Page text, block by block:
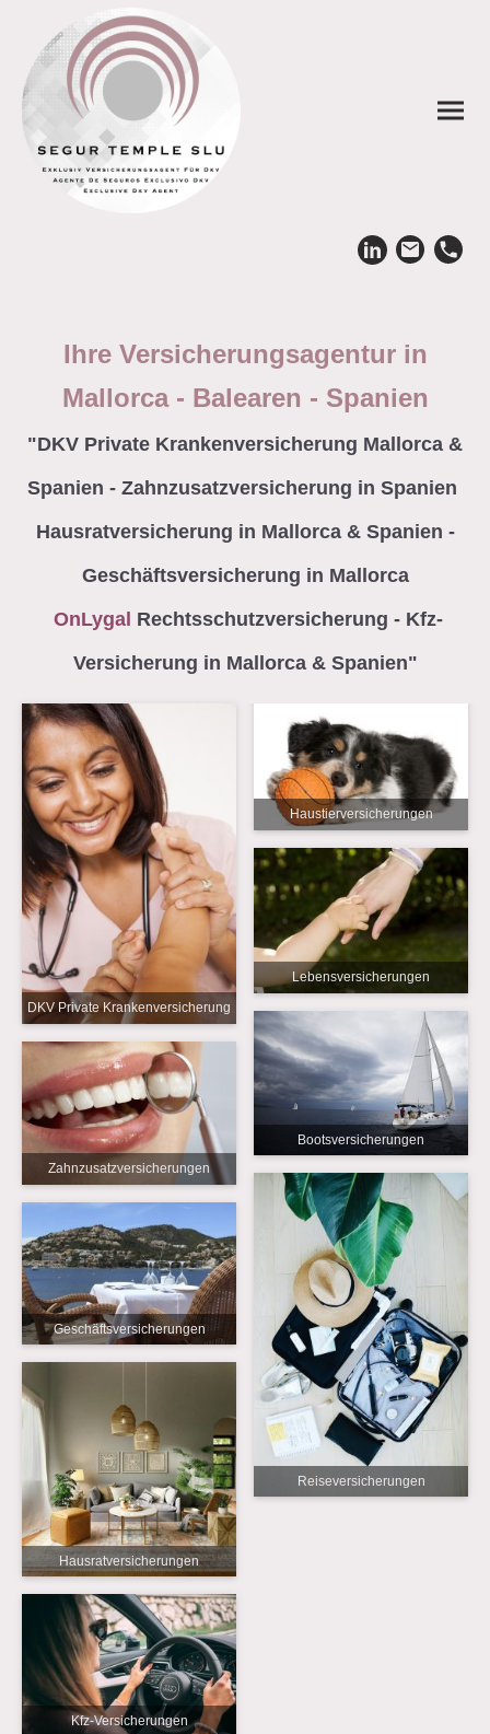
Ihre Versicherungsagentur in
Mallorca - Balearen - Spanien
"DKV Private Krankenversicherung Mallorca &
Spanien - Zahnzusatzversicherung in Spanien
Hausratversicherung in Mallorca & Spanien -
Geschäftsversicherung in Mallorca
OnLygal Rechtsschutzversicherung - Kfz-
Versicherung in Mallorca & Spanien"
DKV Private Krankenversicherung
Zahnzusatzversicherungen
Geschäftsversicherungen
Hausratversicherungen
Kfz-Versicherungen
Haustierversicherungen
Lebensversicherungen
Bootsversicherungen
Reiseversicherungen